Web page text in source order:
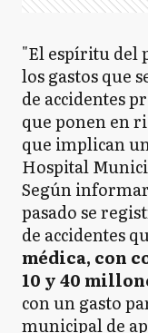
"El espíritu del
los gastos que
de accidentes
que ponen en
que implican
Hospital
Según
pasado se
de accidentes
médica, con
10 y 40
con un gasto
municipal de